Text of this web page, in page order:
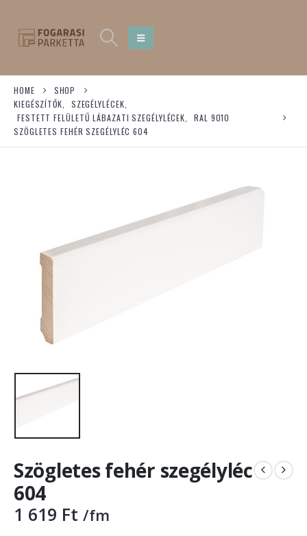
HOME
SHOP
KIEGÉSZÍTŐK
SZEGÉLYLÉCEK
FESTETT FELÜLETŰ LÁBAZATI SZEGÉLYLÉCEK
RAL 9010
SZÖGLETES FEHÉR SZEGÉLYLÉC 604
Szögletes fehér szegélyléc
604
1 619 Ft /fm